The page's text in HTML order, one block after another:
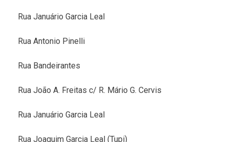
Rua Januário Garcia Leal
Rua Antonio Pinelli
Rua Bandeirantes
Rua João A. Freitas c/ R. Mário G. Cervis
Rua Januário Garcia Leal
Rua Joaquim Garcia Leal (Tupi)